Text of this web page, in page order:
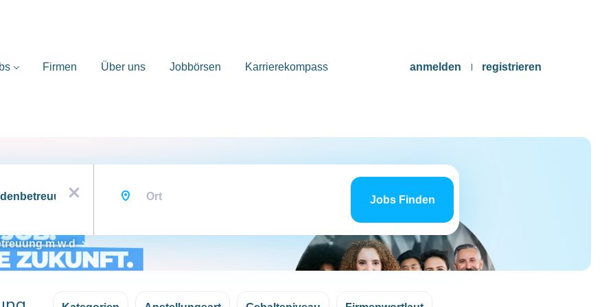
anmelden registrieren
Firmen Über uns Jobbörsen Karrierekompass
x
Jobs
findenJobs Finden
m w d